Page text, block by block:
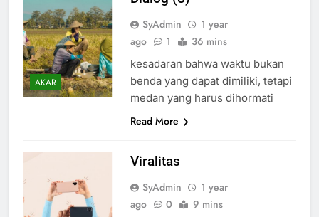
AKAR
SyAdmin
1 year
ago
1 36 mins
kesadaran bahwa waktu bukan
benda yang dapat dimiliki, tetapi
medan yang harus dihormati
Read More
Viralitas
SyAdmin
1 year
ago
0 9 mins